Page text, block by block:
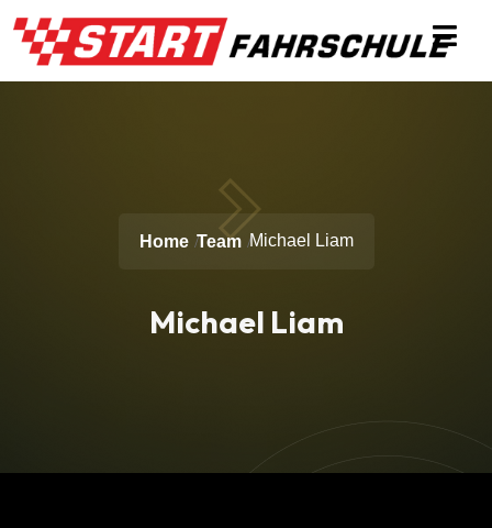
Home Team Michael Liam
Michael Liam